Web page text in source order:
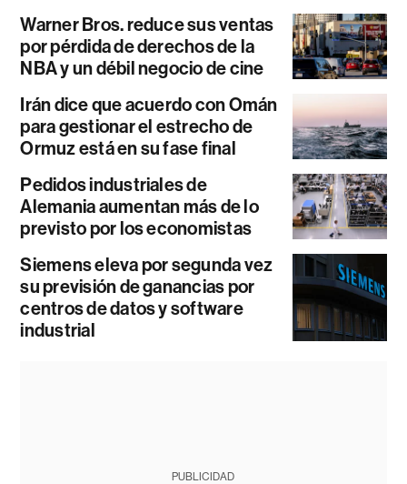
Warner Bros. reduce sus ventas
por pérdida de derechos de la
NBA y un débil negocio de cine
Irán dice que acuerdo con Omán
para gestionar el estrecho de
Ormuz está en su fase final
Pedidos industriales de
Alemania aumentan más de lo
previsto por los economistas
Siemens eleva por segunda vez
su previsión de ganancias por
centros de datos y software
industrial
PUBLICIDAD